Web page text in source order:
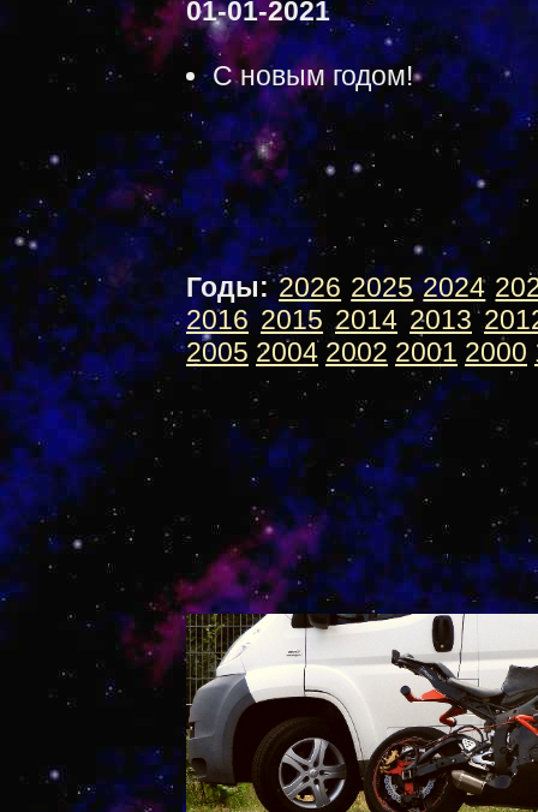
01-01-2021
С новым годом!
Годы: 2026 2025 2024
2016 2015 2014 2013
2005 2004 2002 2001 2000